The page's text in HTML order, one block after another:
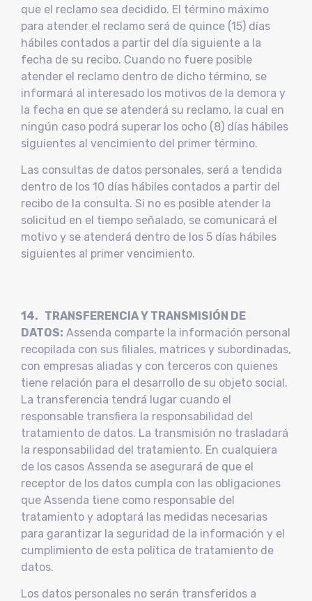
que el reclamo sea decidido. El término máximo
para atender el reclamo será de quince (15) días
hábiles contados a partir del día siguiente a la
fecha de su recibo. Cuando no fuere posible
atender el reclamo dentro de dicho término, se
informará al interesado los motivos de la demora y
la fecha en que se atenderá su reclamo, la cual en
ningún caso podrá superar los ocho (8) días hábiles
siguientes al vencimiento del primer término.
Las consultas de datos personales, será a tendida
dentro de los 10 días hábiles contados a partir del
recibo de la consulta. Si no es posible atender la
solicitud en el tiempo señalado, se comunicará el
motivo y se atenderá dentro de los 5 días hábiles
siguientes al primer vencimiento.
14. TRANSFERENCIA Y TRANSMISIÓN DE
DATOS: Assenda comparte la información personal
recopilada con sus filiales, matrices y subordinadas,
con empresas aliadas y con terceros con quienes
tiene relación para el desarrollo de su objeto social.
La transferencia tendrá lugar cuando el
responsable transfiera la responsabilidad del
tratamiento de datos. La transmisión no trasladará
la responsabilidad del tratamiento. En cualquiera
de los casos Assenda se asegurará de que el
receptor de los datos cumpla con las obligaciones
que Assenda tiene como responsable del
tratamiento y adoptará las medidas necesarias
para garantizar la seguridad de la información y el
cumplimiento de esta política de tratamiento de
datos.
Los datos personales no serán transferidos a